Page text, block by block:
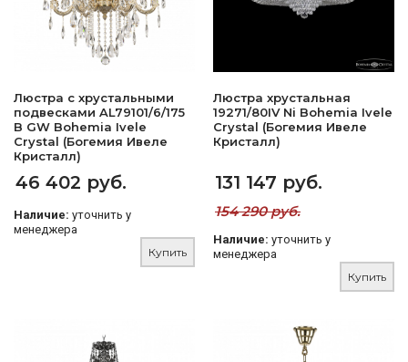
Люстра с хрустальными
подвесками AL79101/6/175
B GW Bohemia Ivele
Crystal (Богемия Ивеле
Кристалл)
46 402 руб.
Наличие: уточнить у
менеджера
Купить
Люстра хрустальная
19271/80IV Ni Bohemia Ivele
Crystal (Богемия Ивеле
Кристалл)
131 147 руб.
154 290 руб.
Наличие: уточнить у
менеджера
Купить